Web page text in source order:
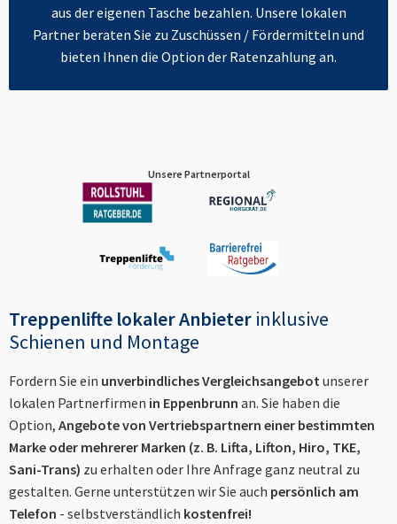
aus der eigenen Tasche bezahlen. Unsere lokalen
Partner beraten Sie zu Zuschüssen / Fördermitteln und
bieten Ihnen die Option der Ratenzahlung an.
Unsere Partnerportal
Treppenlifte lokaler Anbieter inklusive
Schienen und Montage
Fordern Sie ein unverbindliches Vergleichsangebotunserer
lokalen Partnerfirmen in Eppenbrunn an. Sie haben die
Option, Angebote von Vertriebspartnern einer bestimmten
Marke oder mehrerer Marken (z. B. Lifta, Lifton, Hiro, TKE,
Sani-Trans) zu erhalten oder Ihre Anfrage ganz neutral zu
gestalten. Gerne unterstützen wir Sie auch persönlich am
Telefon - selbstverständlich kostenfrei!